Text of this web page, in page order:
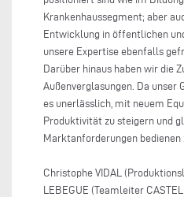
Krankenhaussegment; aber
Entwicklung in öffentlichen
unsere Expertise ebenfalls
Darüber hinaus haben wir die
Außenverglasungen. Da
es unerlässlich, mit neuem
Produktivität zu steigern und
Marktanforderungen bedienen
Christophe VIDAL
LEBEGUE (Teamleiter